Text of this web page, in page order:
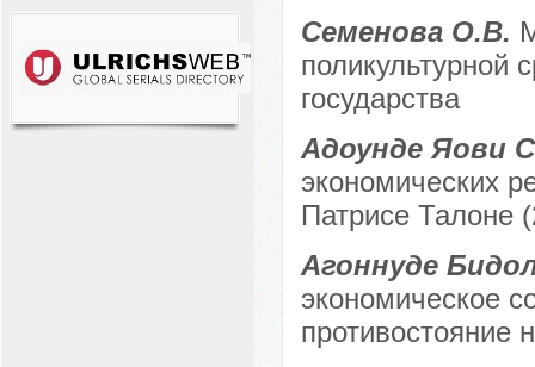
Семенова О.В.
поликультурной
государства
Адоунде Яови
экономических
Патрисе Талоне
Агоннуде
экономическое
противостояние